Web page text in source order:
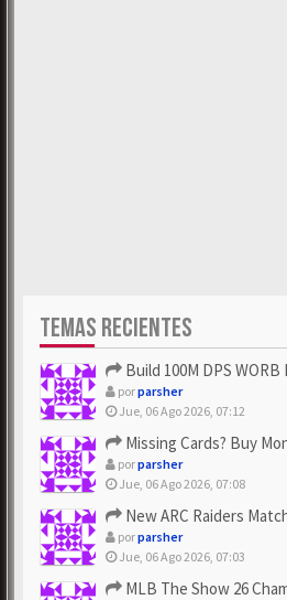
TEMAS RECIENTES
Build 100M DPS WORB Bomb
porparsher
Jue, 06 Ago 2026, 07:12
Missing Cards? Buy Monopoly Go
porparsher
Jue, 06 Ago 2026, 07:08
New ARC Raiders Matchmaking
porparsher
Jue, 06 Ago 2026, 07:03
MLB The Show 26